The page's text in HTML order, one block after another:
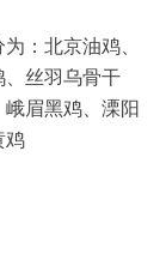
：北京油鸡、
丝羽乌骨干
眉黑鸡、溧阳
鸡